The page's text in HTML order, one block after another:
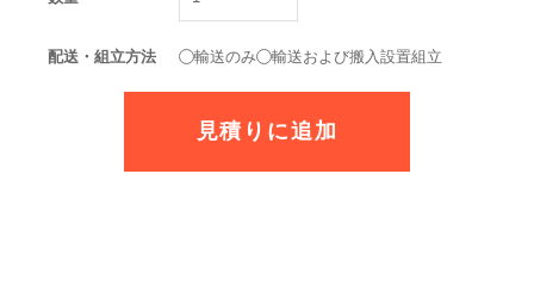
配送・組立方法 輸送のみ 輸送および搬入設置組立